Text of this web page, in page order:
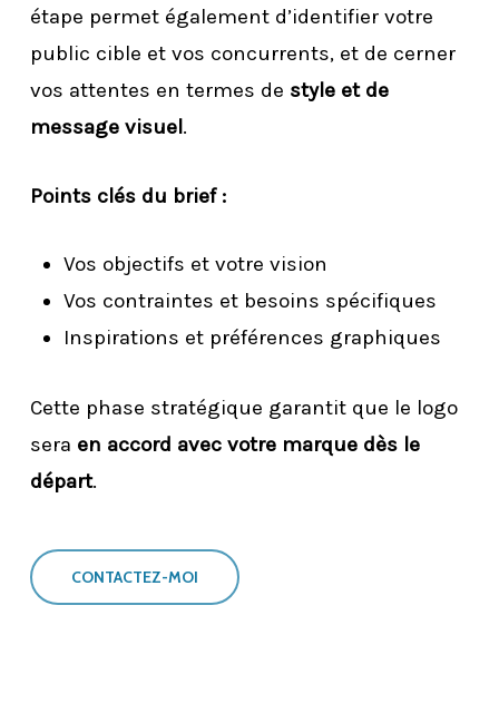
étape permet également d’identifier votre
public cible et vos concurrents, et de cerner
vos attentes en termes de style et de
message visuel.
Points clés du brief :
Vos objectifs et votre vision
Vos contraintes et besoins spécifiques
Inspirations et préférences graphiques
Cette phase stratégique garantit que le logo
sera en accord avec votre marque dès le
départ.
CONTACTEZ-MOI